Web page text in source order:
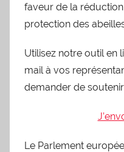
faveur de la
protection des
Utilisez notre outil en
mail à vos
demander de
Le Parlement